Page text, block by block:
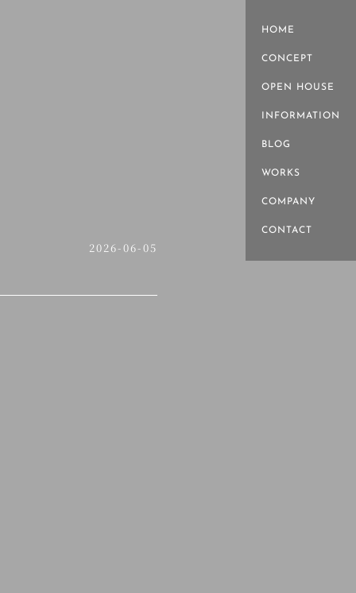
HOME
CONCEPT
OPEN HOUSE
INFORMATION
BLOG
WORKS
COMPANY
CONTACT
2026-06-05